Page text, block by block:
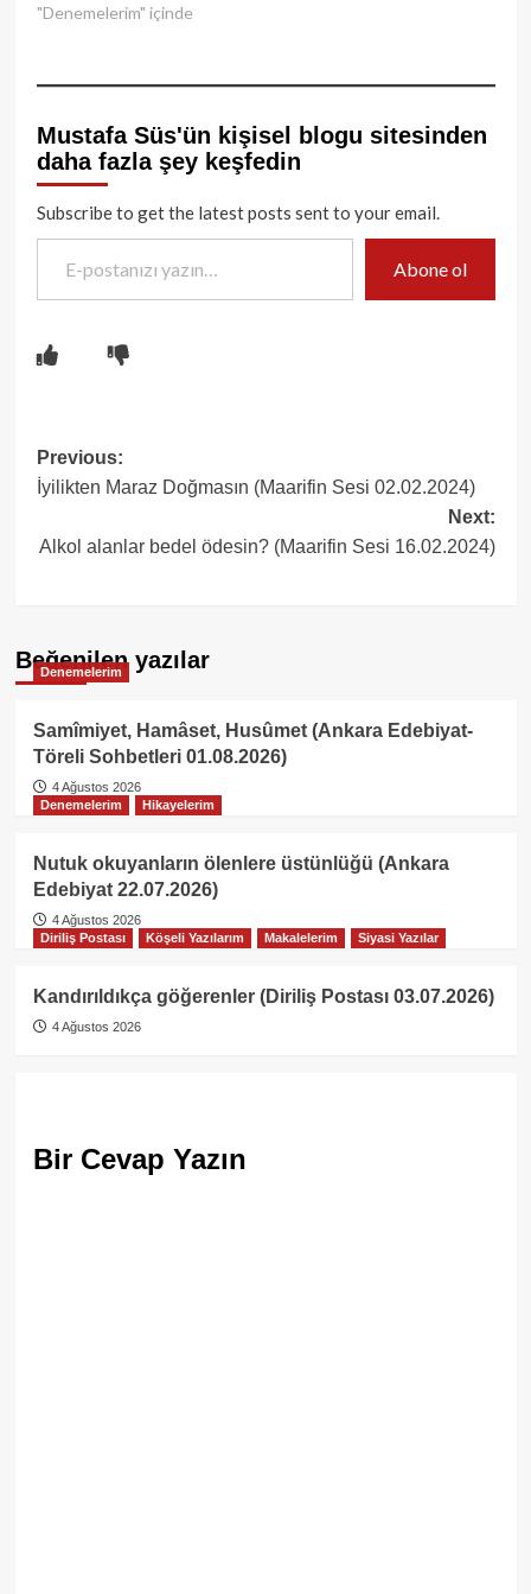
"Denemelerim" içinde
Mustafa Süs'ün kişisel blogu sitesinden
daha fazla şey keşfedin
Subscribe to get the latest posts sent to your email.
E-postanızı yazın…
Abone ol
Post
navigation
Previous:
İyilikten Maraz Doğmasın (Maarifin Sesi 02.02.2024)
Next:
Alkol alanlar bedel ödesin? (Maarifin Sesi 16.02.2024)
Beğenilen yazılar
Denemelerim
Samîmiyet, Hamâset, Husûmet (Ankara Edebiyat-
Töreli Sohbetleri 01.08.2026)
4 Ağustos 2026
Denemelerim
Hikayelerim
Nutuk okuyanların ölenlere üstünlüğü (Ankara
Edebiyat 22.07.2026)
4 Ağustos 2026
Diriliş Postası
Köşeli Yazılarım Makalelerim Siyasi Yazılar
Kandırıldıkça göğerenler (Diriliş Postası 03.07.2026)
4 Ağustos 2026
Bir Cevap Yazın